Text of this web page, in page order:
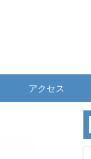
アクセス